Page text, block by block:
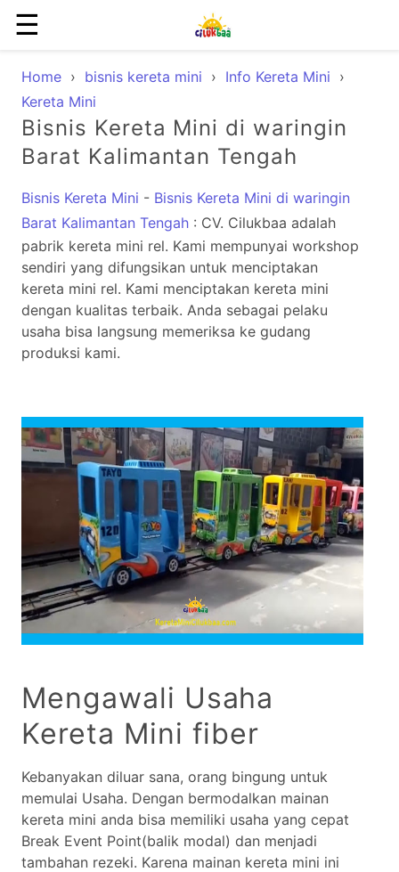
☰
Home › bisnis kereta mini › Info Kereta Mini ›
Kereta Mini
Bisnis Kereta Mini di waringin
Barat Kalimantan Tengah
Bisnis Kereta Mini - Bisnis Kereta Mini di waringin
Barat Kalimantan Tengah : CV. Cilukbaa adalah
pabrik kereta mini rel. Kami mempunyai workshop
sendiri yang difungsikan untuk menciptakan
kereta mini rel. Kami menciptakan kereta mini
dengan kualitas terbaik. Anda sebagai pelaku
usaha bisa langsung memeriksa ke gudang
produksi kami.
Mengawali Usaha
Kereta Mini fiber
Kebanyakan diluar sana, orang bingung untuk
memulai Usaha. Dengan bermodalkan mainan
kereta mini anda bisa memiliki usaha yang cepat
Break Event Point(balik modal) dan menjadi
tambahan rezeki. Karena mainan kereta mini ini